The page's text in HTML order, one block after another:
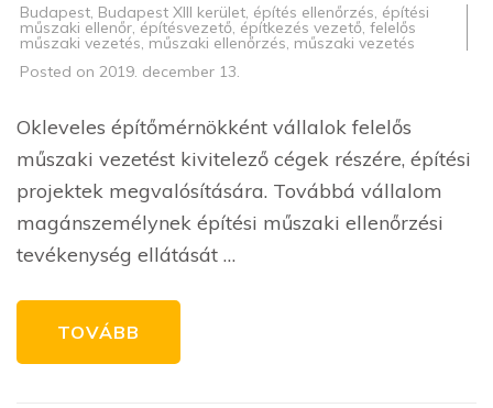
Budapest, Budapest XIII kerület, építés ellenőrzés, építési
műszaki ellenőr,építésvezető, építkezés vezető, felelős
műszaki vezetés, műszaki ellenőrzés, műszaki vezetés
Posted on 2019. december 13.
Okleveles építőmérnökként vállalok felelős
műszaki vezetést kivitelező cégek részére, építési
projektek megvalósítására. Továbbá vállalom
magánszemélynek építési műszaki ellenőrzési
tevékenység ellátását …
TOVÁBB